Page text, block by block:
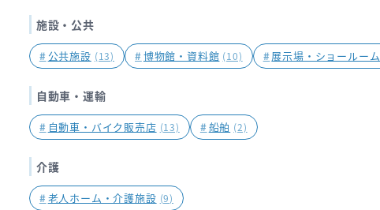
施設・公共
# 公共施設 (13) #博物館・資料館 (10) #展示場・ショールーム
自動車・運輸
# 自動車・バイク販売店 (13) #船舶 (2)
介護
#老人ホーム・介護施設 (9)